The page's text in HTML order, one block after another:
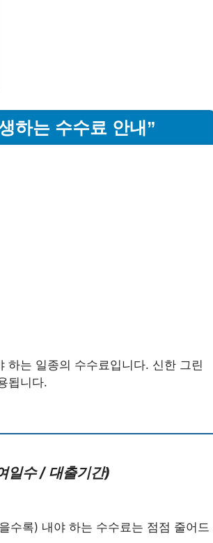
하는 수수료 안내”
하는 일종의 수수료입니다. 신한 그린
됩니다.
일수 / 대출기간)
수록) 내야 하는 수수료는 점점 줄어드